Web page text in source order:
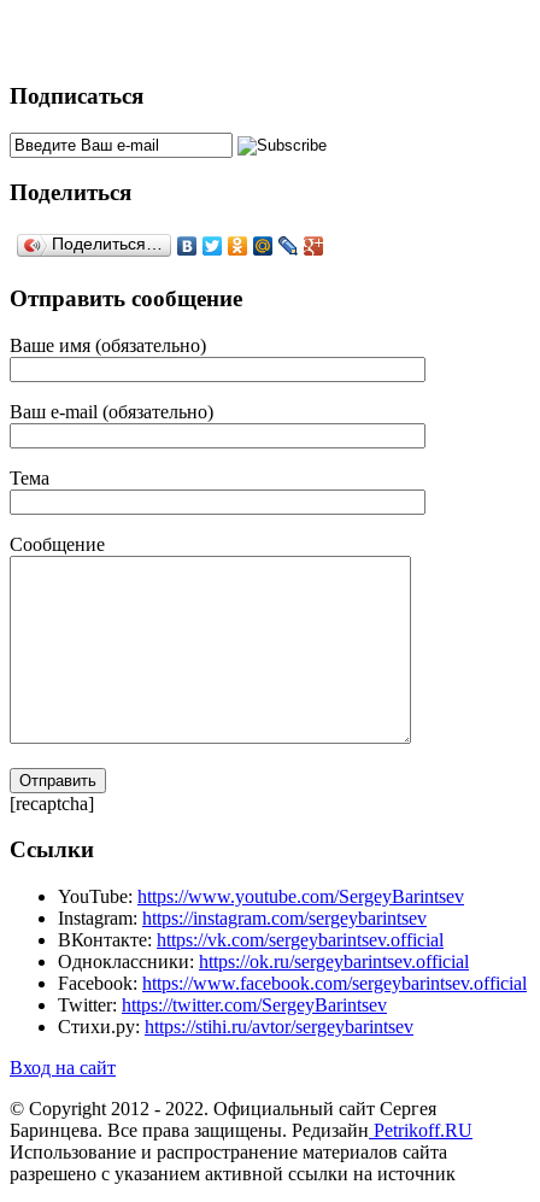
Подписаться
Поделиться
Поделиться…
Отправить сообщение
Ваше имя (обязательно)
Ваш e-mail (обязательно)
Тема
Сообщение
[recaptcha]
Ссылки
YouTube: https://www.youtube.com/SergeyBarintsev
Instagram: https://instagram.com/sergeybarintsev
ВКонтакте: https://vk.com/sergeybarintsev.official
Одноклассники: https://ok.ru/sergeybarintsev.official
Facebook: https://www.facebook.com/sergeybarintsev.official
Twitter: https://twitter.com/SergeyBarintsev
Стихи.ру: https://stihi.ru/avtor/sergeybarintsev
Вход на сайт
© Copyright 2012 - 2022. Официальный сайт Сергея
Баринцева. Все права защищены. Редизайн Petrikoff.RU
Использование и распространение материалов сайта
разрешено с указанием активной ссылки на источник